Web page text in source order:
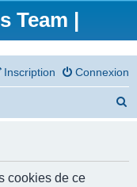
Team |
Connexion
Inscription
cookies de ce